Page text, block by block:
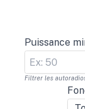
Puissance
Filtrer les